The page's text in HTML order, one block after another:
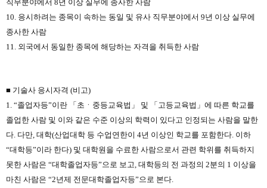
직무분야에서 8년 이상 실무에 종사한 사람
10. 응시하려는 종목이 속하는 동일 및 유사 직무분야에서 9년 이상 실무에
종사한 사람
11. 외국에서 동일한 종목에 해당하는 자격을 취득한 사람
■ 기술사 응시자격 (비고)
1. “졸업자등”이란 「초ㆍ중등교육법」 및 「고등교육법」에 따른 학교를
졸업한 사람 및 이와 같은 수준 이상의 학력이 있다고 인정되는 사람을 말한
다. 다만, 대학(산업대학 등 수업연한이 4년 이상인 학교를 포함한다. 이하
“대학등”이라 한다) 및 대학원을 수료한 사람으로서 관련 학위를 취득하지
못한 사람은 “대학졸업자등”으로 보고, 대학등의 전 과정의 2분의 1 이상을
마친 사람은 “2년제 전문대학졸업자등”으로 본다.